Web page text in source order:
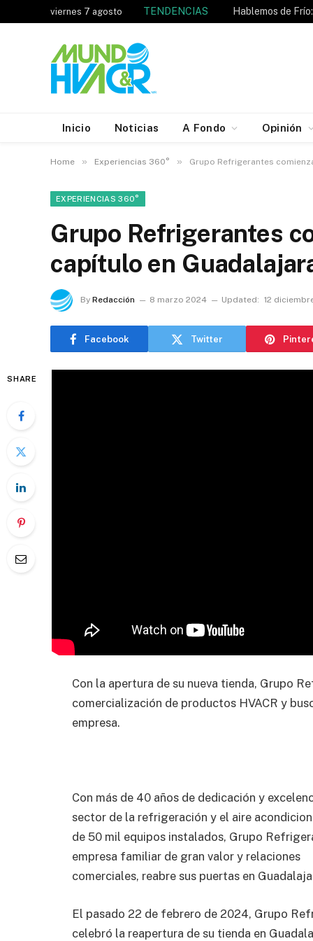
viernes 7 agosto TENDENCIAS
Inicio Noticias A Fondo Opinión
Home » Experiencias 360° » Grupo Refrigerantes
EXPERIENCIAS 360°
Grupo Refrigerantes
capítulo en
By Redacción 8 marzo 2024 Updated: 12
Facebook Twitter
SHARE
Con la apertura de su nueva tienda, Grupo
comercialización de productos HVACR y
empresa.
Con más de 40 años de dedicación y
sector de la refrigeración y el aire
de 50 mil equipos instalados, Grupo
empresa familiar de gran valor y relaciones
comerciales, reabre sus puertas en
El pasado 22 de febrero de 2024, Grupo
celebró la reapertura de su tienda en